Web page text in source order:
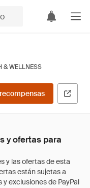
& WELLNESS
y ofertas para